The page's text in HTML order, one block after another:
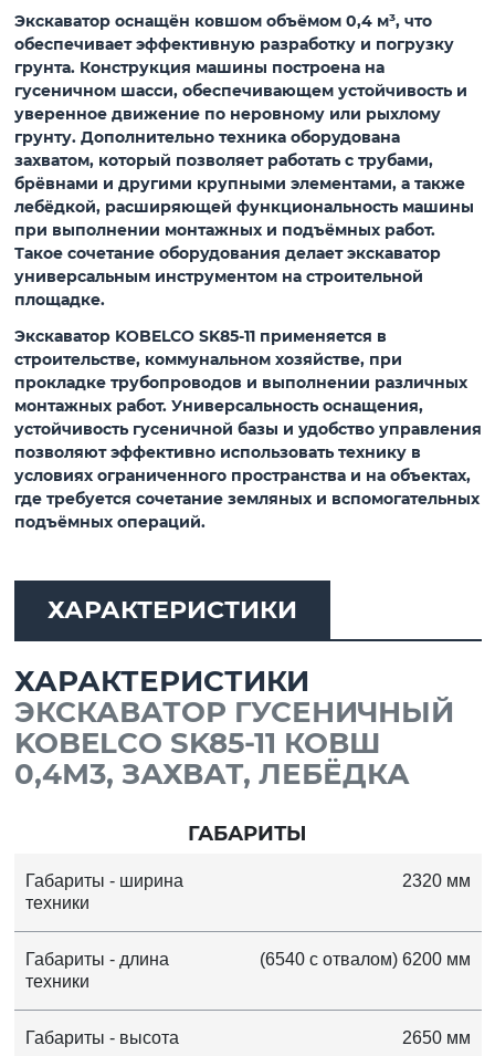
Экскаватор оснащён ковшом объёмом 0,4 м³, что
обеспечивает эффективную разработку и погрузку
грунта. Конструкция машины построена на
гусеничном шасси, обеспечивающем устойчивость и
уверенное движение по неровному или рыхлому
грунту. Дополнительно техника оборудована
захватом, который позволяет работать с трубами,
брёвнами и другими крупными элементами, а также
лебёдкой, расширяющей функциональность машины
при выполнении монтажных и подъёмных работ.
Такое сочетание оборудования делает экскаватор
универсальным инструментом на строительной
площадке.
Экскаватор KOBELCO SK85-11применяется в
строительстве, коммунальном хозяйстве, при
прокладке трубопроводов и выполнении различных
монтажных работ. Универсальность оснащения,
устойчивость гусеничной базы и удобство управления
позволяют эффективно использовать технику в
условиях ограниченного пространства и на объектах,
где требуется сочетание земляных и вспомогательных
подъёмных операций.
ХАРАКТЕРИСТИКИ
ХАРАКТЕРИСТИКИ
ЭКСКАВАТОР ГУСЕНИЧНЫЙ
KOBELCO SK85-11 КОВШ
0,4М3, ЗАХВАТ, ЛЕБЁДКА
ГАБАРИТЫ
Габариты - ширина
техники
2320 мм
Габариты - длина
техники
(6540 с отвалом) 6200 мм
Габариты - высота
2650 мм